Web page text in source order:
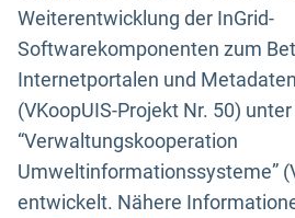
Weiterentwicklung der InGrid-
Softwarekomponenten zum
Internetportalen und
(VKoopUIS-Projekt Nr. 50)
“Verwaltungskooperation
Umweltinformationssysteme”
entwickelt. Nähere